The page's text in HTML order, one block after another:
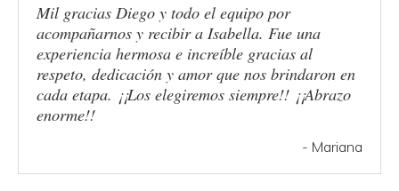
Mil gracias Diego y todo el equipo por
acompañarnos y recibir a Isabella. Fue una
experiencia hermosa e increíble gracias al
respeto, dedicación y amor que nos brindaron en
cada etapa. ¡¡Los elegiremos siempre!! ¡¡Abrazo
enorme!!
- Mariana